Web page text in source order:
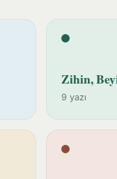
Zihin,
9 yazı